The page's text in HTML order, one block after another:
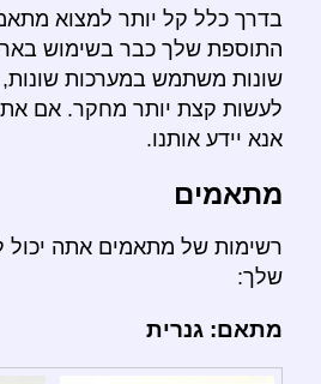
בדרך כלל קל יותר למצוא
התוספת שלך כבר בשימוש
שונות משתמש במערכות שונות,
לעשות קצת יותר מחקר. אם
אנא יידע אותנו.
מתאמים
רשימות של מתאמים אתה
שלך:
מתאם: גנרית